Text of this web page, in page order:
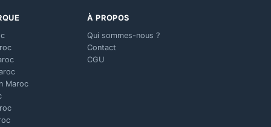
Maroc
À PROPOS
Qui sommes-nous ?
Contact
CGU